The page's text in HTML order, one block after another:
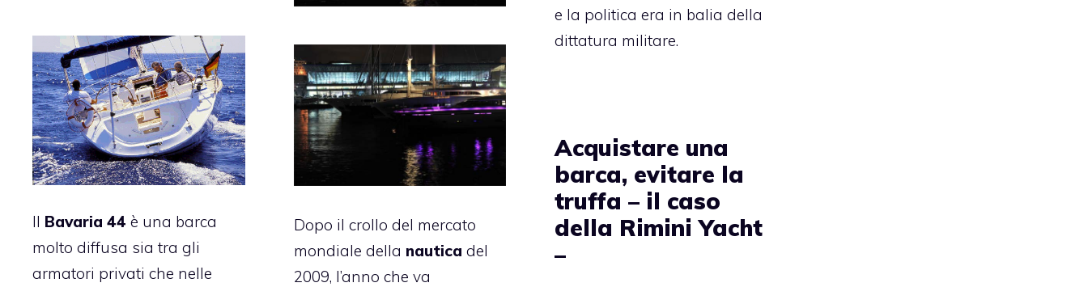
e la politica era in balia della
dittatura militare.
Il Bavaria 44 è una barca
molto diffusa sia tra gli
armatori privati che nelle
Dopo il crollo del mercato
mondiale della nautica del
2009, l’anno che va
Acquistare una
barca, evitare la
truffa – il caso
della Rimini Yacht
–